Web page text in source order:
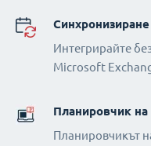
Интегрирайте
Microsoft
Планировчик на
Планировчикът